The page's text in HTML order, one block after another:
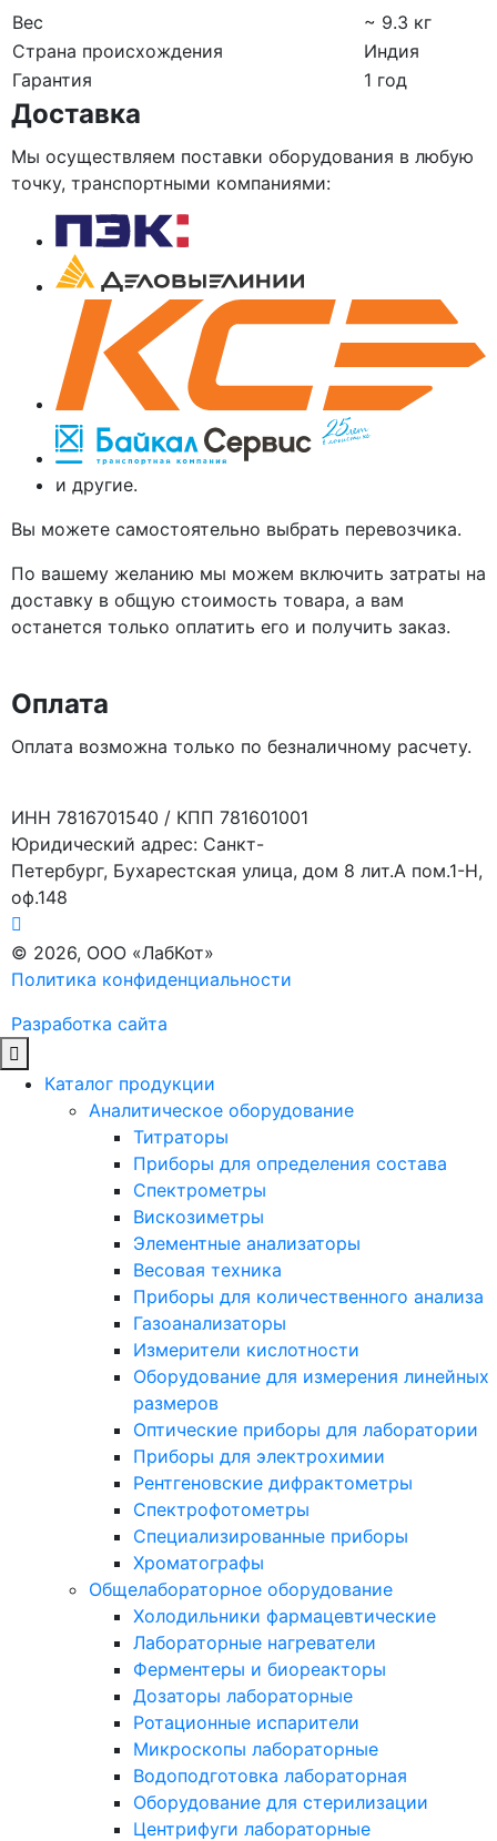
Вес
~ 9.3 кг
Страна происхождения
Индия
Гарантия
1 год
Доставка
Мы осуществляем поставки оборудования в любую
точку, транспортными компаниями:
и другие.
Вы можете самостоятельно выбрать перевозчика.
По вашему желанию мы можем включить затраты на
доставку в общую стоимость товара, а вам
останется только оплатить его и получить заказ.
Оплата
Оплата возможна только по безналичному расчету.
ИНН 7816701540 / КПП 781601001
Юридический адрес: Санкт-
Петербург, Бухарестская улица, дом 8 лит.А пом.1-Н,
оф.148
© 2026, ООО «ЛабКот»
Политика конфиденциальности
Разработка сайта
Каталог продукции
Аналитическое оборудование
Титраторы
Приборы для определения состава
Спектрометры
Вискозиметры
Элементные анализаторы
Весовая техника
Приборы для количественного анализа
Газоанализаторы
Измерители кислотности
Оборудование для измерения линейных
размеров
Оптические приборы для лаборатории
Приборы для электрохимии
Рентгеновские дифрактометры
Спектрофотометры
Специализированные приборы
Хроматографы
Общелабораторное оборудование
Холодильники фармацевтические
Лабораторные нагреватели
Ферментеры и биореакторы
Дозаторы лабораторные
Ротационные испарители
Микроскопы лабораторные
Водоподготовка лабораторная
Оборудование для стерилизации
Центрифуги лабораторные